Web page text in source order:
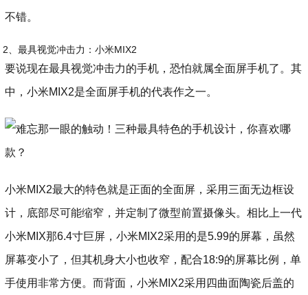
不错。
2、最具视觉冲击力：小米MIX2
要说现在最具视觉冲击力的手机，恐怕就属全面屏手机了。其
中，小米MIX2是全面屏手机的代表作之一。
小米MIX2最大的特色就是正面的全面屏，采用三面无边框设
计，底部尽可能缩窄，并定制了微型前置摄像头。相比上一代
小米MIX那6.4寸巨屏，小米MIX2采用的是5.99的屏幕，虽然
屏幕变小了，但其机身大小也收窄，配合18:9的屏幕比例，单
手使用非常方便。而背面，小米MIX2采用四曲面陶瓷后盖的